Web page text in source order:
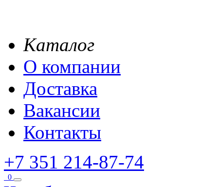
Каталог
О компании
Доставка
Вакансии
Контакты
+7 351 214-87-74
0